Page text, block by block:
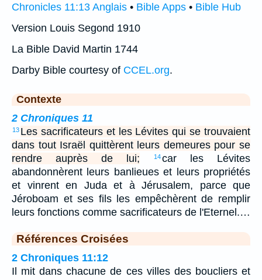
Chronicles 11:13 Anglais • Bible Apps • Bible Hub
Version Louis Segond 1910
La Bible David Martin 1744
Darby Bible courtesy of CCEL.org.
Contexte
2 Chroniques 11
13 Les sacrificateurs et les Lévites qui se trouvaient
dans tout Israël quittèrent leurs demeures pour se
rendre auprès de lui;
14car les Lévites
abandonnèrent leurs banlieues et leurs propriétés
et vinrent en Juda et à Jérusalem, parce que
Jéroboam et ses fils les empêchèrent de remplir
leurs fonctions comme sacrificateurs de l'Eternel.…
Références Croisées
2 Chroniques 11:12
Il mit dans chacune de ces villes des boucliers et